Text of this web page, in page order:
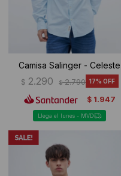
Camisa Salinger - Celeste
$ 2.290 $ 2.790 17
$ 1.947
Llega el lunes - MVD